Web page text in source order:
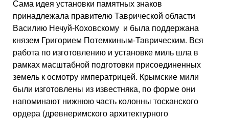
Сама идея установки памятных знаков
принадлежала правителю Таврической области
Василию Нечуй-Коховскому и была поддержана
князем Григорием Потемкиным-Таврическим. Вся
работа по изготовлению и установке миль шла в
рамках масштабной подготовки присоединенных
земель к осмотру императрицей. Крымские мили
были изготовлены из известняка, по форме они
напоминают нижнюю часть колонны тосканского
ордера (древнеримского архитектурного